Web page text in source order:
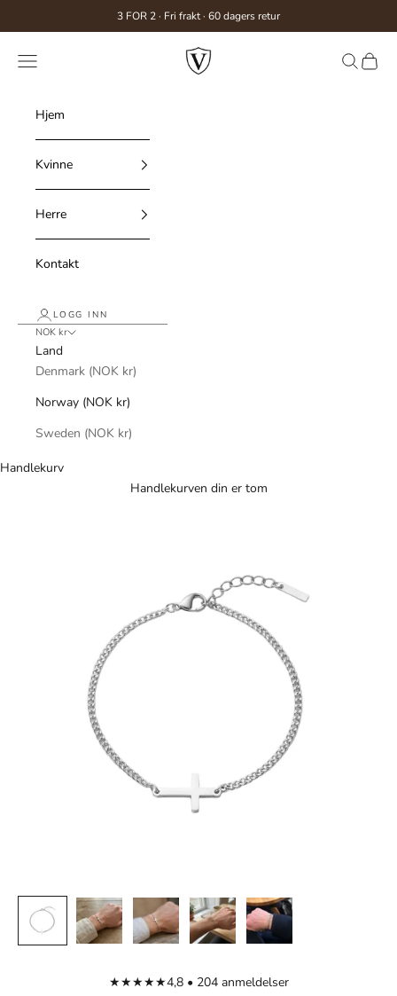
3 FOR 2 · Fri frakt · 60 dagers retur
Véron
Meny Søk
Hjem
Kvinne
Herre
Kontakt
LOGG INN
NOK kr
Land
Denmark (NOK kr)
Norway (NOK kr)
Sweden (NOK kr)
Handlekurv
Handlekurven din er tom
★★★★★4,8 • 204 anmeldelser